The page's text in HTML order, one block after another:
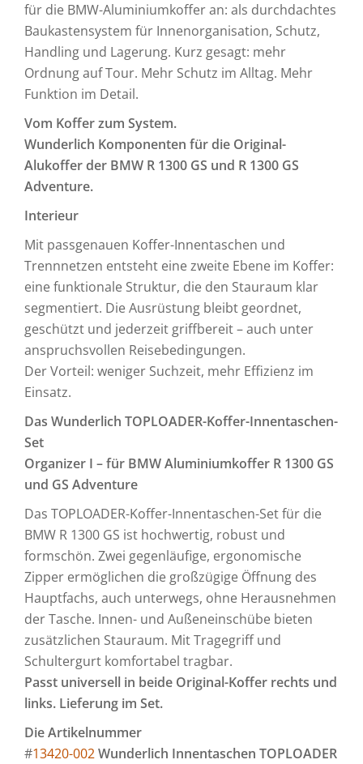
für die BMW-Aluminiumkoffer an: als durchdachtes
Baukastensystem für Innenorganisation, Schutz,
Handling und Lagerung. Kurz gesagt: mehr
Ordnung auf Tour. Mehr Schutz im Alltag. Mehr
Funktion im Detail.
Vom Koffer zum System.
Wunderlich Komponenten für die Original-
Alukoffer der BMW R 1300 GS und R 1300 GS
Adventure.
Interieur
Mit passgenauen Koffer-Innentaschen und
Trennnetzen entsteht eine zweite Ebene im Koffer:
eine funktionale Struktur, die den Stauraum klar
segmentiert. Die Ausrüstung bleibt geordnet,
geschützt und jederzeit griffbereit – auch unter
anspruchsvollen Reisebedingungen.
Der Vorteil: weniger Suchzeit, mehr Effizienz im
Einsatz.
Das Wunderlich TOPLOADER-Koffer-Innentaschen-
Set
Organizer I –für BMW Aluminiumkoffer R 1300 GS
und GS Adventure
Das TOPLOADER-Koffer-Innentaschen-Set für die
BMW R 1300 GS ist hochwertig, robust und
formschön. Zwei gegenläufige, ergonomische
Zipper ermöglichen die großzügige Öffnung des
Hauptfachs, auch unterwegs, ohne Herausnehmen
der Tasche. Innen- und Außeneinschübe bieten
zusätzlichen Stauraum. Mit Tragegriff und
Schultergurt komfortabel tragbar.
Passt universell in beide Original-Koffer rechts und
links. Lieferung im Set.
Die Artikelnummer
#13420-002Wunderlich Innentaschen TOPLOADER